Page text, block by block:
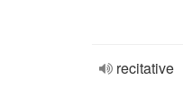
recitative